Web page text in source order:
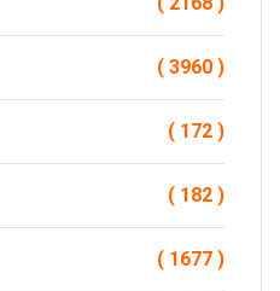
( 3960 )
( 172 )
( 182 )
( 1677 )